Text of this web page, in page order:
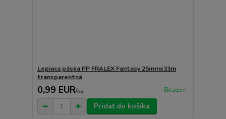
Lepiaca páska PP FRALEX Fantasy 25mmx33m
transparentná
0,99 EUR/ks Skladom
Pridať do košíka